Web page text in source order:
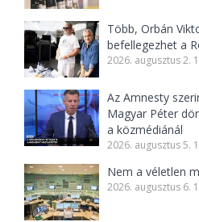
Több, Orbán
befellegezhet a
2026. augusztus 2.
Az Amnesty
Magyar Péter
a közmédiánál
2026. augusztus 5.
Nem a véletlen
2026. augusztus 6.